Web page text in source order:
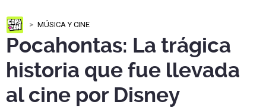
MÚSICA Y CINE
Pocahontas: La trágica
historia que fue llevada
al cine por Disney